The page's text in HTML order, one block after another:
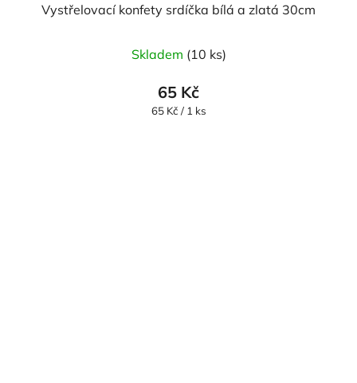
Vystřelovací konfety srdíčka bílá a zlatá 30cm
Skladem (10 ks)
65 Kč
Měrná
65 Kč / 1 ks